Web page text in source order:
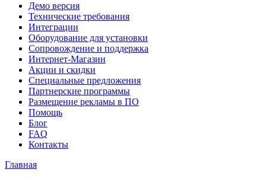
Демо версия
Технические требования
Интеграции
Оборудование для установки
Сопровождение и поддержка
Интернет-Магазин
Акции и скидки
Специальные предложения
Партнерские программы
Размещение рекламы в ПО
Помощь
Блог
FAQ
Контакты
Главная